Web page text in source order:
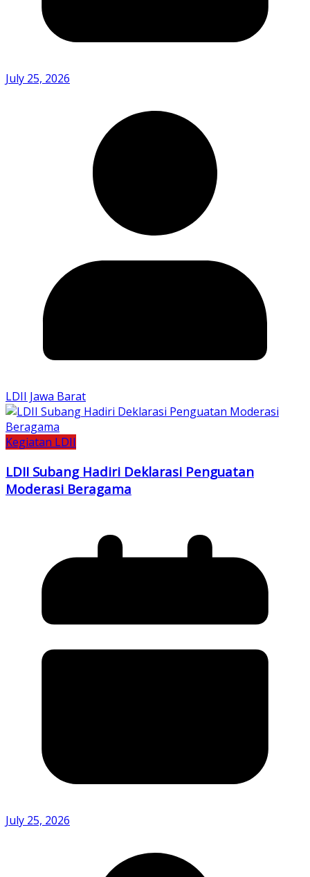
July 25, 2026
LDII Jawa Barat
Kegiatan LDII
LDII Subang Hadiri Deklarasi Penguatan
Moderasi Beragama
July 25, 2026